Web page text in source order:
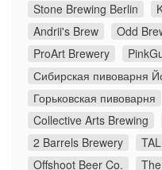
Stone Brewing Berlin
Andrii's Brew
Odd
ProArt Brewery
Сибирская пивоварня
Горьковская пивоварня
Collective Arts Brewing
2 Barrels Brewery
Offshoot Beer Co.